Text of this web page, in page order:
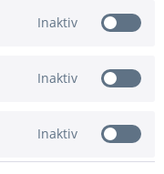
Inaktiv
Inaktiv
Inaktiv